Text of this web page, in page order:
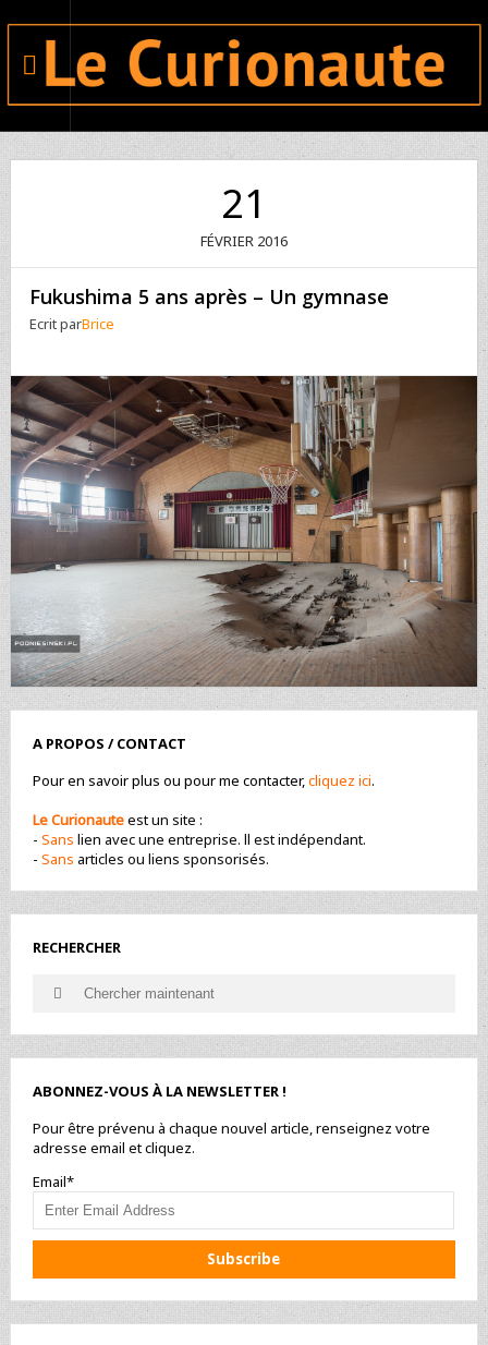
21
FÉVRIER 2016
Fukushima 5 ans après – Un gymnase
Ecrit parBrice
A PROPOS / CONTACT
Pour en savoir plus ou pour me contacter,cliquez ici.
Le Curionauteest un site :
- Sans lien avec une entreprise. ll est indépendant.
- Sans articles ou liens sponsorisés.
RECHERCHER
SearchSearch
ABONNEZ-VOUS À LA NEWSLETTER !
Pour être prévenu à chaque nouvel article, renseignez votre
adresse email et cliquez.
Email*